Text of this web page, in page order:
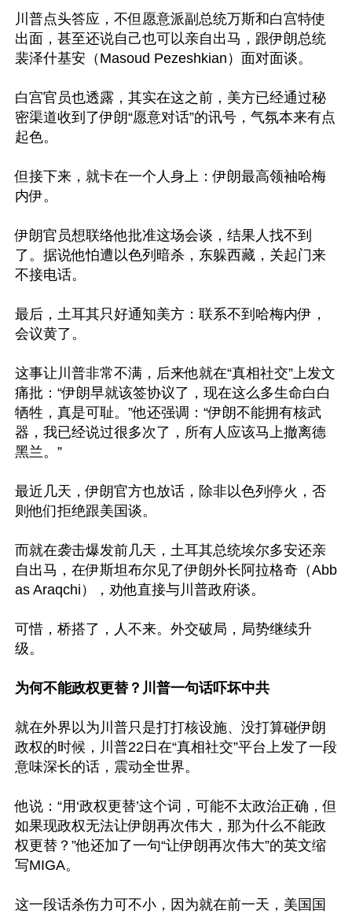
川普点头答应，不但愿意派副总统万斯和白宫特使
出面，甚至还说自己也可以亲自出马，跟伊朗总统
裴泽什基安（Masoud Pezeshkian）面对面谈。
白宫官员也透露，其实在这之前，美方已经通过秘
密渠道收到了伊朗“愿意对话”的讯号，气氛本来有点
起色。
但接下来，就卡在一个人身上：伊朗最高领袖哈梅
内伊。
伊朗官员想联络他批准这场会谈，结果人找不到
了。据说他怕遭以色列暗杀，东躲西藏，关起门来
不接电话。
最后，土耳其只好通知美方：联系不到哈梅内伊，
会议黄了。
这事让川普非常不满，后来他就在“真相社交”上发文
痛批：“伊朗早就该签协议了，现在这么多生命白白
牺牲，真是可耻。”他还强调：“伊朗不能拥有核武
器，我已经说过很多次了，所有人应该马上撤离德
黑兰。”
最近几天，伊朗官方也放话，除非以色列停火，否
则他们拒绝跟美国谈。
而就在袭击爆发前几天，土耳其总统埃尔多安还亲
自出马，在伊斯坦布尔见了伊朗外长阿拉格奇（Abb
as Araqchi），劝他直接与川普政府谈。
可惜，桥搭了，人不来。外交破局，局势继续升
级。
为何不能政权更替？川普一句话吓坏中共
就在外界以为川普只是打打核设施、没打算碰伊朗
政权的时候，川普22日在“真相社交”平台上发了一段
意味深长的话，震动全世界。
他说：“用‘政权更替’这个词，可能不太政治正确，但
如果现政权无法让伊朗再次伟大，那为什么不能政
权更替？”他还加了一句“让伊朗再次伟大”的英文缩
写MIGA。
这一段话杀伤力可不小，因为就在前一天，美国国